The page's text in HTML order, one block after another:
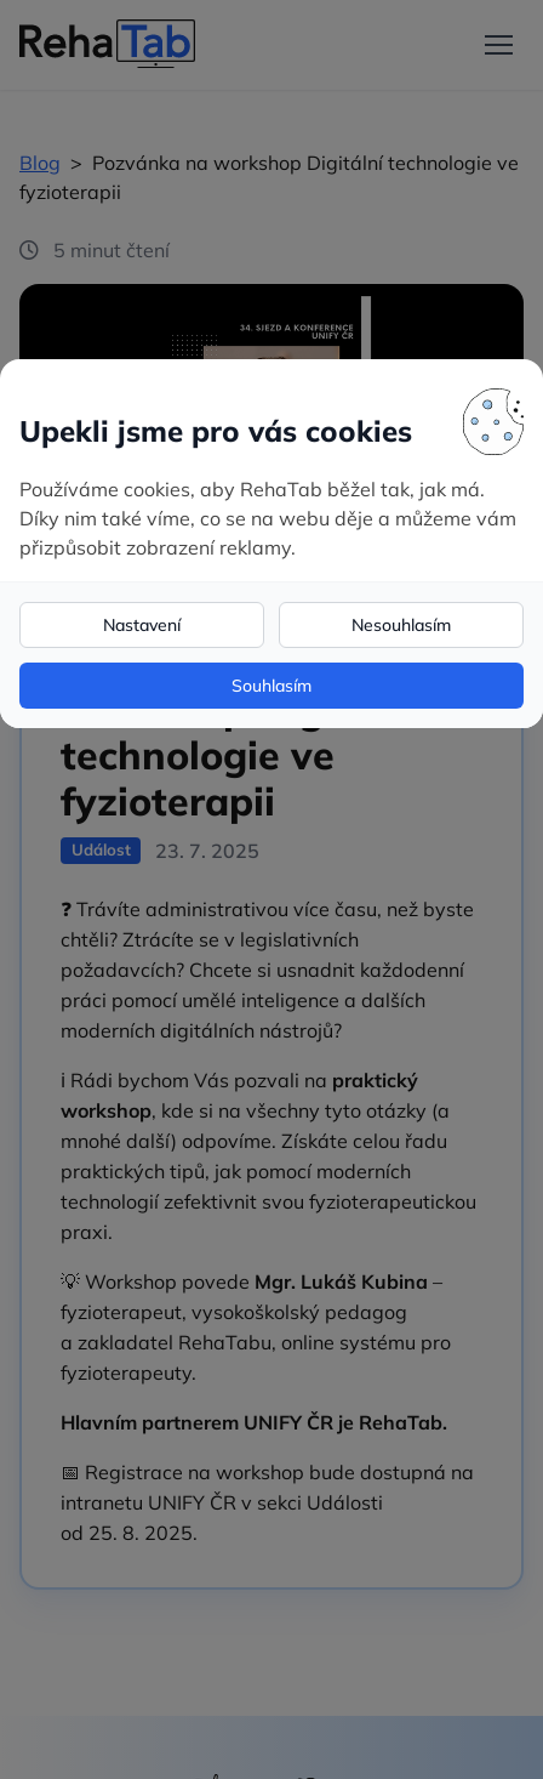
Blog > Pozvánka na workshop Digitální technologie ve
fyzioterapii
5 minut čtení
Pozvánka na
workshop Digitální
technologie ve
fyzioterapii
Událost 23. 7. 2025
❓ Trávíte administrativou více času, než byste
chtěli? Ztrácíte se v legislativních
požadavcích? Chcete si usnadnit každodenní
práci pomocí umělé inteligence a dalších
moderních digitálních nástrojů?
ℹ️ Rádi bychom Vás pozvali na praktický
workshop, kde si na všechny tyto otázky (a
mnohé další) odpovíme. Získáte celou řadu
praktických tipů, jak pomocí moderních
technologií zefektivnit svou fyzioterapeutickou
praxi.
💡 Workshop povede Mgr. Lukáš Kubina –
fyzioterapeut, vysokoškolský pedagog
a zakladatel RehaTabu, online systému pro
fyzioterapeuty.
Hlavním partnerem UNIFY ČR je RehaTab.
📅 Registrace na workshop bude dostupná na
intranetu UNIFY ČR v sekci Události
od 25. 8. 2025.